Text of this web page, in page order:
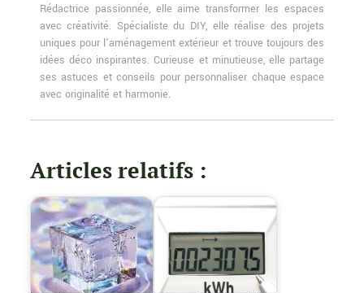
Rédactrice passionnée, elle aime transformer les espaces
avec créativité. Spécialiste du DIY, elle réalise des projets
uniques pour l'aménagement extérieur et trouve toujours des
idées déco inspirantes. Curieuse et minutieuse, elle partage
ses astuces et conseils pour personnaliser chaque espace
avec originalité et harmonie.
Articles relatifs :